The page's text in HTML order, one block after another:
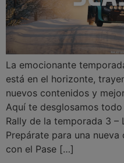
La emocionante
está en el horizonte,
nuevos contenidos y
Aquí te desglosamos
Rally de la temporada 3 –
Prepárate para una
con el Pase […]